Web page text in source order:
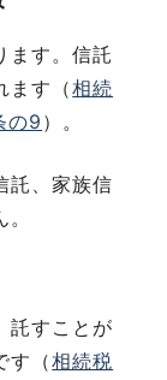
ます。信託
ます（相続
の9 ）。
託、家族信
託すことが
す（相続税